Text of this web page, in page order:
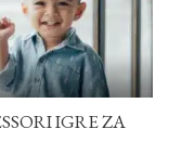
IGRE ZA